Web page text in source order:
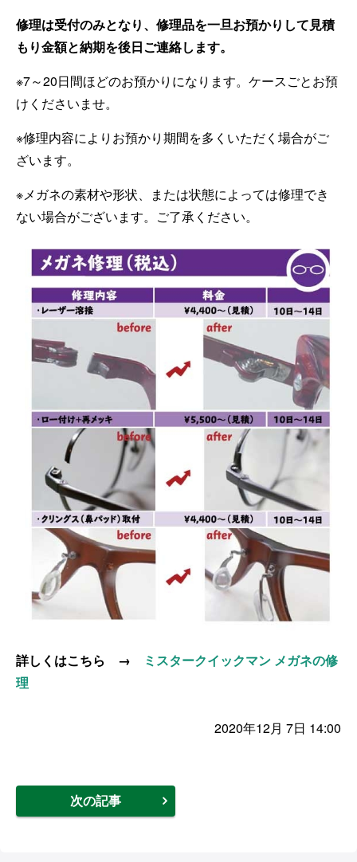
修理は受付のみとなり、修理品を一旦お預かりして見積
もり金額と納期を後日ご連絡します。
※7～20日間ほどのお預かりになります。ケースごとお預
けくださいませ。
※修理内容によりお預かり期間を多くいただく場合がご
ざいます。
※メガネの素材や形状、または状態によっては修理でき
ない場合がございます。ご了承ください。
詳しくはこちら →
ミスタークイックマン メガネの修
理
2020年12月 7日 14:00
次の記事